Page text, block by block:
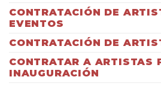
CONTRATACIÓN DE
EVENTOS
CONTRATACIÓN DE
CONTRATAR A ARTISTAS
INAUGURACIÓN